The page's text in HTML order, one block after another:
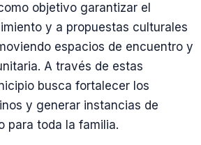
objetivo garantizar el
y a propuestas culturales
espacios de encuentro y
A través de estas
busca fortalecer los
y generar instancias de
para toda la familia.